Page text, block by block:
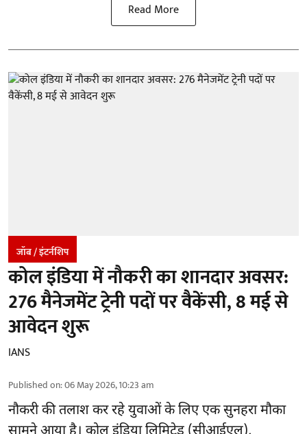
Read More
जॉब / इंटर्नशिप
कोल इंडिया में नौकरी का शानदार अवसर:
276 मैनेजमेंट ट्रेनी पदों पर वैकेंसी, 8 मई से
आवेदन शुरू
IANS
Published on:06 May 2026, 10:23 am
नौकरी की तलाश कर रहे युवाओं के लिए एक सुनहरा मौका